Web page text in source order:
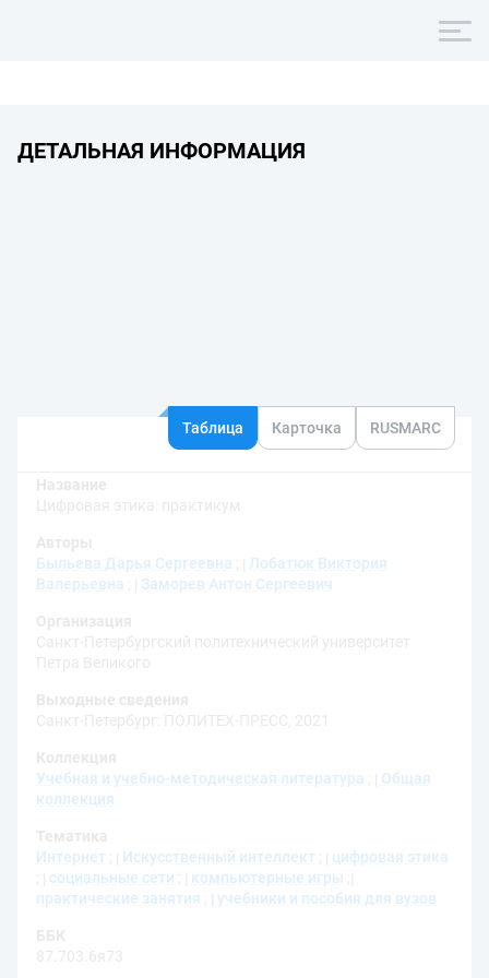
ДЕТАЛЬНАЯ ИНФОРМАЦИЯ
Таблица Карточка RUSMARC
Название
Цифровая этика: практикум
Авторы
Быльева Дарья Сергеевна
Лобатюк Виктория
Валерьевна
Заморев Антон Сергеевич
Организация
Санкт-Петербургский политехнический университет
Петра Великого
Выходные сведения
Санкт-Петербург: ПОЛИТЕХ-ПРЕСС, 2021
Коллекция
Учебная и учебно-методическая литература
Общая
коллекция
Интернет
Искусственный интеллект
цифровая этика
социальные сети компьютерные игры
практические занятия
учебники и пособия для вузов
ББК
87.703.6я73